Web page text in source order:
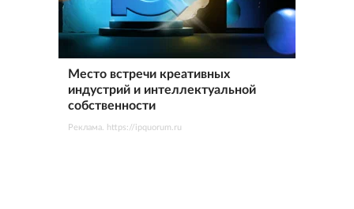
Место встречи креативных
индустрий и интеллектуальной
собственности
Реклама. https://ipquorum.ru